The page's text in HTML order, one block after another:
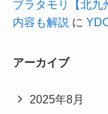
ブラタモリ【北九
内容も解説 に
アーカイブ
2025年8月